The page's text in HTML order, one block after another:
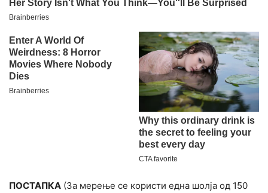
ПОСТАПКА (За мерење се користи една шолја од 150